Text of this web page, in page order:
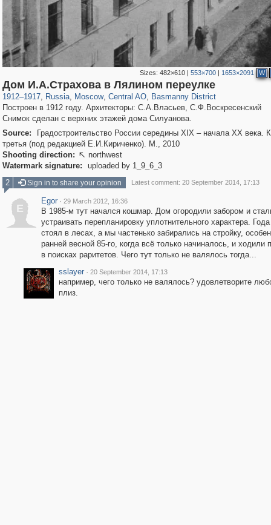
Sizes:482×610 |553×700 | 1653×2091 W
Дом И.А.Страхова в Лялином переулке
1912–1917, Russia
1,406,255 29,243
, Moscow
319,780 8,286
, Central AO
159,978 5,916
, Basmanny District
13,198 520
Построен в 1912 году. Архитекторы: С.А.Власьев, С.Ф.Воскресенский
Снимок сделан с верхних этажей дома Силуанова.
Source:
Градостроительство России середины XIX – начала XX века.
третья (под редакцией Е.И.Кириченко). М., 2010
Shooting direction:  northwest
Watermark signature:
uploaded by 1_9_6_3
2
Sign in to share your opinion Latest comment: 20 September 2014, 17:13
E
Egor · 29 March 2012, 16:36
В 1985-м тут начался кошмар. Дом огородили забором и
устраивать перепланировку уплотнительного характера.
стоял в лесах, а мы частенько забирались на стройку,
ранней весной 85-го, когда всё только начиналось, и ходили
в поисках раритетов. Чего тут только не валялось тогда...
sslayer · 20 September 2014, 17:13
например, чего только не валялось? удовлетворите
плиз.